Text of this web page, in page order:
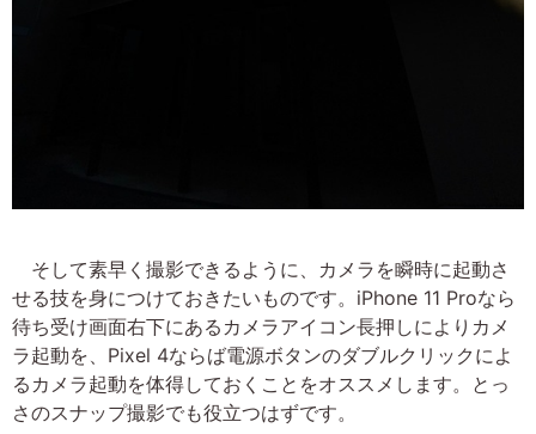
そして素早く撮影できるように、カメラを瞬時に起動さ
せる技を身につけておきたいものです。iPhone 11 Proなら
待ち受け画面右下にあるカメラアイコン長押しによりカメ
ラ起動を、Pixel 4ならば電源ボタンのダブルクリックによ
るカメラ起動を体得しておくことをオススメします。とっ
さのスナップ撮影でも役立つはずです。